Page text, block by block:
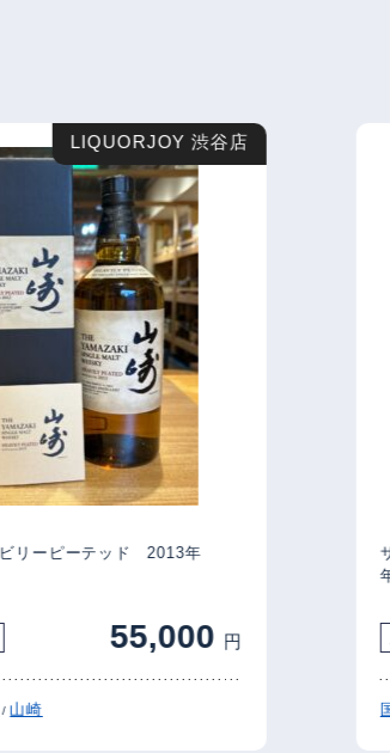
LIQUORJOY 渋谷店
ーピーテッド 2013年
55,000 円
サ
国